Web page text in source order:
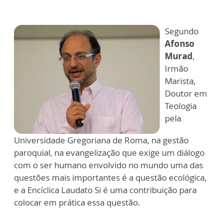
Segundo
Afonso
Murad,
Irmão
Marista,
Doutor em
Teologia
pela
Universidade Gregoriana de Roma, na gestão
paroquial, na evangelização que exige um diálogo
com o ser humano envolvido no mundo uma das
questões mais importantes é a questão ecológica,
e a Encíclica Laudato Si é uma contribuição para
colocar em prática essa questão.